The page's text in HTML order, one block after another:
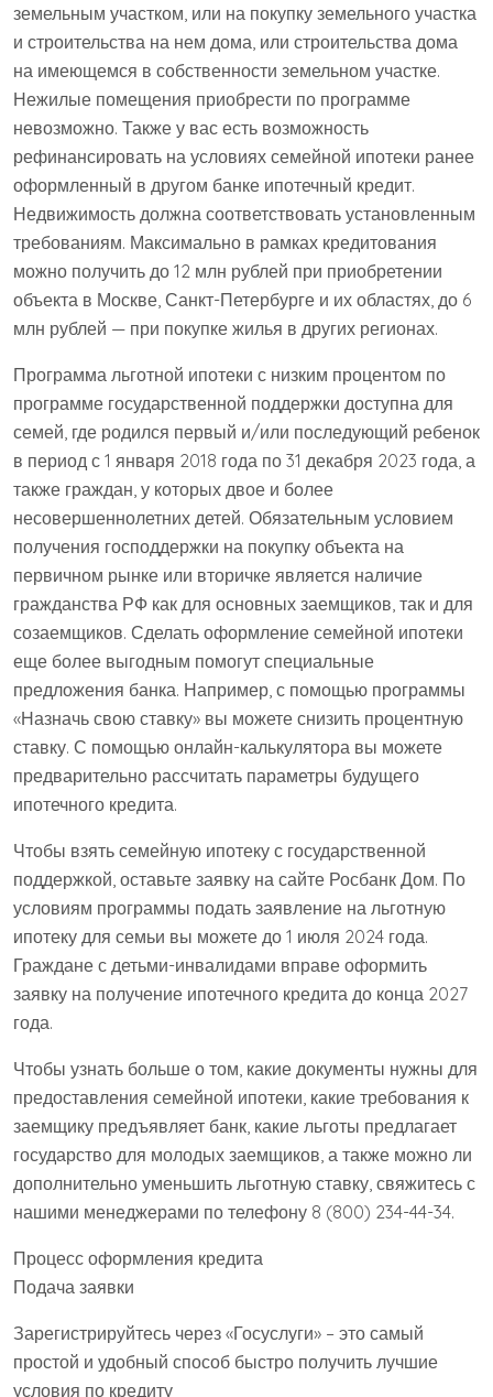
земельным участком, или на покупку земельного участка
и строительства на нем дома, или строительства дома
на имеющемся в собственности земельном участке.
Нежилые помещения приобрести по программе
невозможно. Также у вас есть возможность
рефинансировать на условиях семейной ипотеки ранее
оформленный в другом банке ипотечный кредит.
Недвижимость должна соответствовать установленным
требованиям. Максимально в рамках кредитования
можно получить до 12 млн рублей при приобретении
объекта в Москве, Санкт-Петербурге и их областях, до 6
млн рублей — при покупке жилья в других регионах.
Программа льготной ипотеки с низким процентом по
программе государственной поддержки доступна для
семей, где родился первый и/или последующий ребенок
в период с 1 января 2018 года по 31 декабря 2023 года, а
также граждан, у которых двое и более
несовершеннолетних детей. Обязательным условием
получения господдержки на покупку объекта на
первичном рынке или вторичке является наличие
гражданства РФ как для основных заемщиков, так и для
созаемщиков. Сделать оформление семейной ипотеки
еще более выгодным помогут специальные
предложения банка. Например, с помощью программы
«Назначь свою ставку» вы можете снизить процентную
ставку. С помощью онлайн-калькулятора вы можете
предварительно рассчитать параметры будущего
ипотечного кредита.
Чтобы взять семейную ипотеку с государственной
поддержкой, оставьте заявку на сайте Росбанк Дом. По
условиям программы подать заявление на льготную
ипотеку для семьи вы можете до 1 июля 2024 года.
Граждане с детьми-инвалидами вправе оформить
заявку на получение ипотечного кредита до конца 2027
года.
Чтобы узнать больше о том, какие документы нужны для
предоставления семейной ипотеки, какие требования к
заемщику предъявляет банк, какие льготы предлагает
государство для молодых заемщиков, а также можно ли
дополнительно уменьшить льготную ставку, свяжитесь с
нашими менеджерами по телефону 8 (800) 234-44-34.
Процесс оформления кредита
Подача заявки
Зарегистрируйтесь через «Госуслуги» – это самый
простой и удобный способ быстро получить лучшие
условия по кредиту